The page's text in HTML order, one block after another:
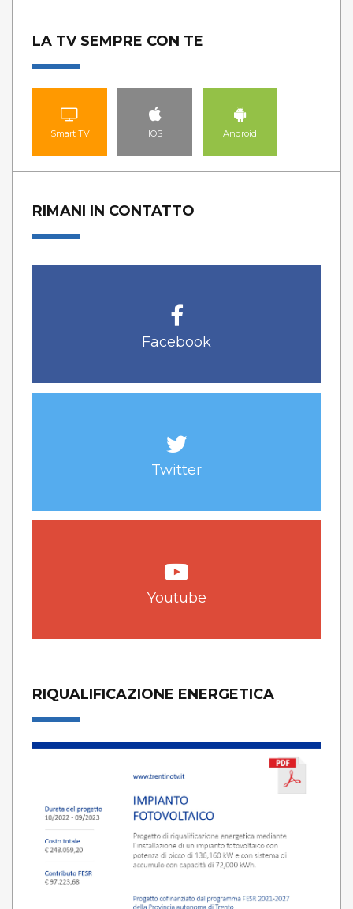
LA TV SEMPRE CON TE
Smart TV IOS Android
RIMANI IN CONTATTO
Facebook
Twitter
Youtube
RIQUALIFICAZIONE ENERGETICA